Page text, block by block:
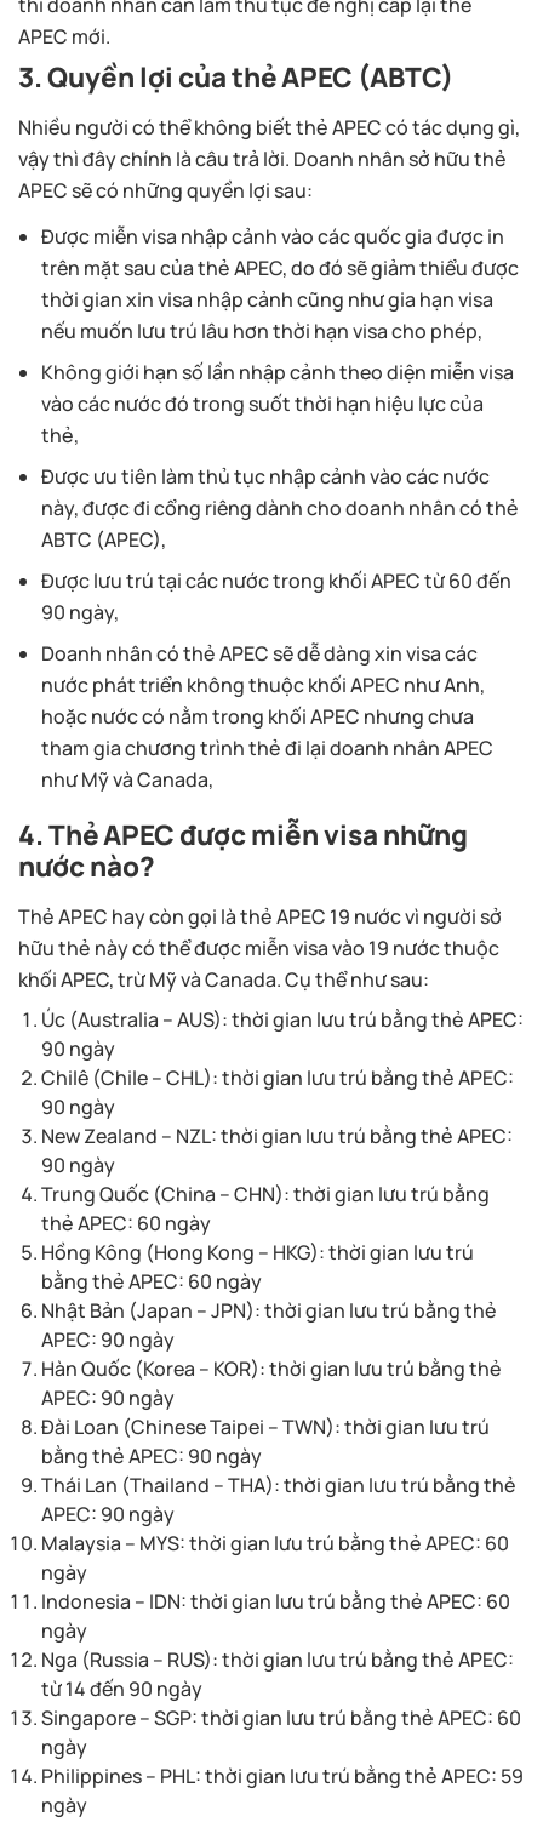
APEC mới.
3. Quyền lợi của thẻ APEC (ABTC)
Nhiều người có thể không biết thẻ APEC có tác dụng gì,
vậy thì đây chính là câu trả lời. Doanh nhân sở hữu thẻ
APEC sẽ có những quyền lợi sau:
Được miễn visa nhập cảnh vào các quốc gia được in
trên mặt sau của thẻ APEC, do đó sẽ giảm thiểu được
thời gian xin visa nhập cảnh cũng như gia hạn visa
nếu muốn lưu trú lâu hơn thời hạn visa cho phép,
Không giới hạn số lần nhập cảnh theo diện miễn visa
vào các nước đó trong suốt thời hạn hiệu lực của
thẻ,
Được ưu tiên làm thủ tục nhập cảnh vào các nước
này, được đi cổng riêng dành cho doanh nhân có thẻ
ABTC (APEC),
Được lưu trú tại các nước trong khối APEC từ 60 đến
90 ngày,
Doanh nhân có thẻ APEC sẽ dễ dàng xin visa các
nước phát triển không thuộc khối APEC như Anh,
hoặc nước có nằm trong khối APEC nhưng chưa
tham gia chương trình thẻ đi lại doanh nhân APEC
như Mỹ và Canada,
4. Thẻ APEC được miễn visa những
nước nào?
Thẻ APEC hay còn gọi là thẻ APEC 19 nước vì người sở
hữu thẻ này có thể được miễn visa vào 19 nước thuộc
khối APEC, trừ Mỹ và Canada. Cụ thể như sau:
Úc (Australia – AUS): thời gian lưu trú bằng thẻ APEC:
90 ngày
Chilê (Chile – CHL): thời gian lưu trú bằng thẻ APEC:
90 ngày
New Zealand – NZL: thời gian lưu trú bằng thẻ APEC:
90 ngày
Trung Quốc (China – CHN): thời gian lưu trú bằng
thẻ APEC: 60 ngày
Hồng Kông (Hong Kong – HKG): thời gian lưu trú
bằng thẻ APEC: 60 ngày
Nhật Bản (Japan – JPN): thời gian lưu trú bằng thẻ
APEC: 90 ngày
Hàn Quốc (Korea – KOR): thời gian lưu trú bằng thẻ
APEC: 90 ngày
Đài Loan (Chinese Taipei – TWN): thời gian lưu trú
bằng thẻ APEC: 90 ngày
Thái Lan (Thailand – THA): thời gian lưu trú bằng thẻ
APEC: 90 ngày
Malaysia – MYS: thời gian lưu trú bằng thẻ APEC: 60
ngày
Indonesia – IDN: thời gian lưu trú bằng thẻ APEC: 60
ngày
Nga (Russia – RUS): thời gian lưu trú bằng thẻ APEC:
từ 14 đến 90 ngày
Singapore – SGP: thời gian lưu trú bằng thẻ APEC: 60
ngày
Philippines – PHL: thời gian lưu trú bằng thẻ APEC: 59
ngày